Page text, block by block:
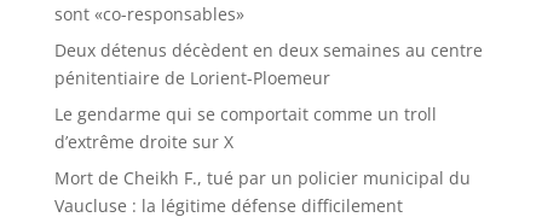
sont «co-responsables»
Deux détenus décèdent en deux semaines au centre
pénitentiaire de Lorient-Ploemeur
Le gendarme qui se comportait comme un troll
d’extrême droite sur X
Mort de Cheikh F., tué par un policier municipal du
Vaucluse : la légitime défense difficilement